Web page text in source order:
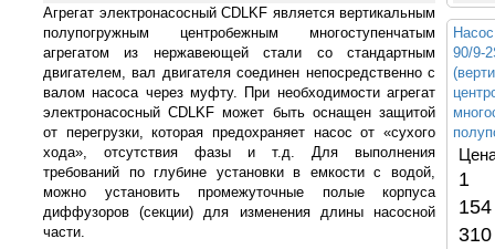
Агрегат электронасосный CDLKF является вертикальным
полупогружным центробежным многоступенчатым
агрегатом из нержавеющей стали со стандартным
двигателем, вал двигателя соединен непосредственно с
валом насоса через муфту. При необходимости агрегат
электронасосный CDLKF может быть оснащен защитой
от перегрузки, которая предохраняет насос от «сухого
хода», отсутствия фазы и т.д. Для выполнения
требований по глубине установки в емкости с водой,
можно установить промежуточные полые корпуса
диффузоров (секции) для изменения длины насосной
части.
90/9-
1
154
310